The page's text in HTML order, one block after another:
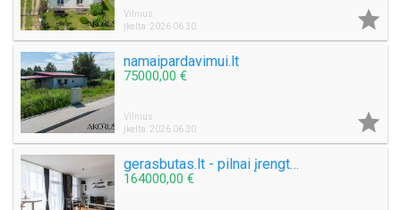
Vilnius
Įkelta: 2026 06 30

namaipardavimui.lt
75000,00 €
Vilnius
Įkelta: 2026 06 30

gerasbutas.lt - pilnai įrengtas butas
164000,00 €